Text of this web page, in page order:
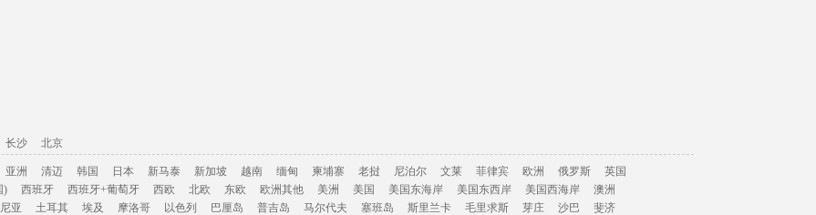
长沙 北京
亚洲 清迈 韩国 日本 新马泰 新加坡 越南 缅甸 柬埔寨 老挝 尼泊尔 文莱 菲律宾 欧洲 俄罗斯
英国
) 西班牙 西班牙+葡萄牙 西欧 北欧 东欧 欧洲其他 美洲 美国 美国东海岸 美国东西岸 美国西海岸
澳洲
亚 土耳其 埃及 摩洛哥 以色列 巴厘岛 普吉岛 马尔代夫 塞班岛 斯里兰卡 毛里求斯 芽庄 沙巴
斐济